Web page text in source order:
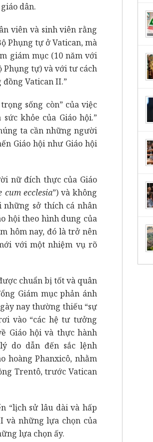
dân.
viên và sinh viên rằng
Phụng tự ở Vatican, mà
giám mục (10 năm với
Phụng tự) và với tư cách
Vatican II.”
sống còn” của việc
khỏe của Giáo hội.”
ta cần những người
Giáo hội như Giáo hội
nữ đích thực của Giáo
cum ecclesia”) và không
sở thích cá nhân
hội theo hình dung của
hôm nay, đó là trở nên
với một nhiệm vụ rõ
chuẩn bị tốt và quân
Giám mục phản ánh
nay thường thiếu “sự
vào “các hệ tư tưởng
Giáo hội và thực hành
do dẫn đến sắc lệnh
hoàng Phanxicô, nhằm
Trentô, trước Vatican
“lịch sử lâu dài và hấp
và những lựa chọn của
lựa chọn ấy.